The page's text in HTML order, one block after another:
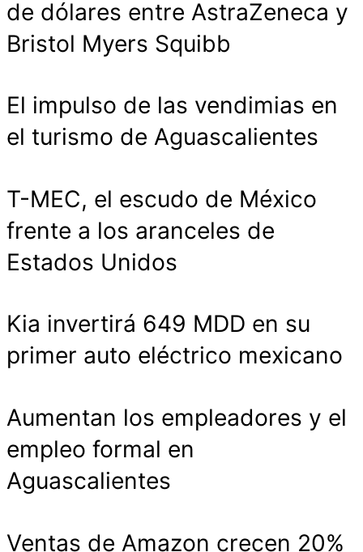
de dólares entre AstraZeneca y
Bristol Myers Squibb
El impulso de las vendimias en
el turismo de Aguascalientes
T-MEC, el escudo de México
frente a los aranceles de
Estados Unidos
Kia invertirá 649 MDD en su
primer auto eléctrico mexicano
Aumentan los empleadores y el
empleo formal en
Aguascalientes
Ventas de Amazon crecen 20%